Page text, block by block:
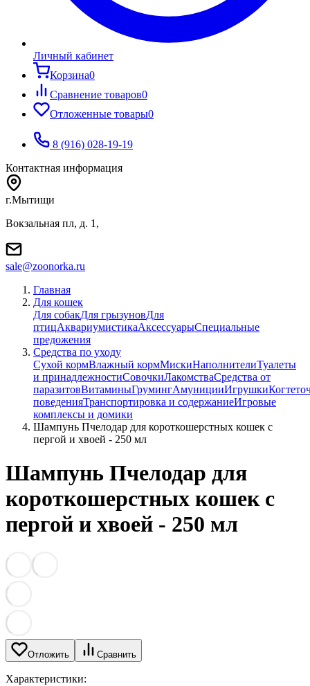
Личный кабинет
Корзина0
Сравнение товаров0
Отложенные товары0
8 (916) 028-19-19
Контактная информация
г.Мытищи
Вокзальная пл, д. 1,
sale@zoonorka.ru
Главная
Для кошек
Для собакДля грызуновДля
птицАквариумистикаАксессуарыСпециальные
предожения
Средства по уходу
Сухой кормВлажный кормМискиНаполнителиТуалеты
и принадлежностиСовочкиЛакомстваСредства от
паразитовВитаминыГрумингАмуницииИгрушки
поведенияТранспортировка и содержаниеИгровые
комплексы и домики
Шампунь Пчелодар для короткошерстных кошек с
пергой и хвоей - 250 мл
Шампунь Пчелодар для
короткошерстных кошек с
пергой и хвоей - 250 мл
Отложить Сравнить
Характеристики: